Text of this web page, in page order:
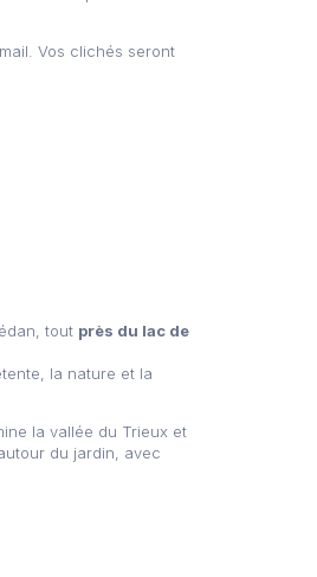
Vos clichés seront
tout près du lac de
la nature et la
la vallée du Trieux et
du jardin, avec